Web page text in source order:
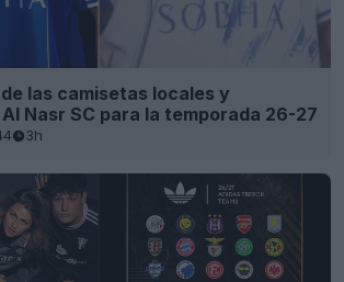
las camisetas locales y
Nasr SC para la temporada 26-27
3h